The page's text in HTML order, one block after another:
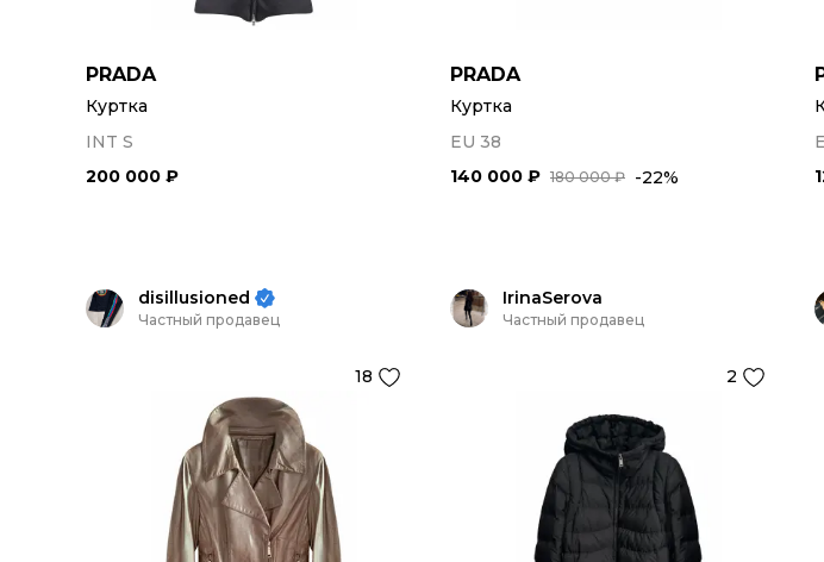
PRADA
Куртка
INT S
200 000 ₽
PRADA
Куртка
EU 38
180 000 ₽
140 000 ₽ -22%
disillusioned
Частный продавец
18
IrinaSerova
Частный продавец
2